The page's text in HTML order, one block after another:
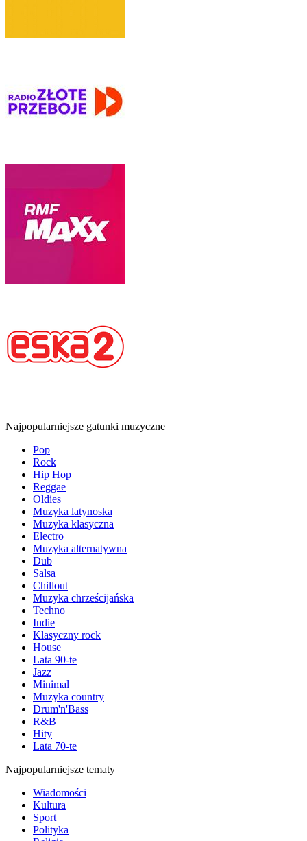
Najpopularniejsze gatunki muzyczne
Pop
Rock
Hip Hop
Reggae
Oldies
Muzyka latynoska
Muzyka klasyczna
Electro
Muzyka alternatywna
Dub
Salsa
Chillout
Muzyka chrześcijańska
Techno
Indie
Klasyczny rock
House
Lata 90-te
Jazz
Minimal
Muzyka country
Drum'n'Bass
R&B
Hity
Lata 70-te
Najpopularniejsze tematy
Wiadomości
Kultura
Sport
Polityka